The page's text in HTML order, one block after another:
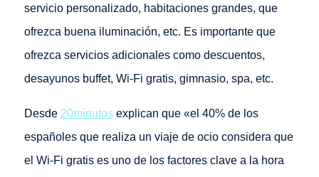
servicio personalizado, habitaciones grandes, que
ofrezca buena iluminación, etc. Es importante que
ofrezca servicios adicionales como descuentos,
desayunos buffet, Wi-Fi gratis, gimnasio, spa, etc.
Desde 20minutosexplican que «el 40% de los
españoles que realiza un viaje de ocio considera que
el Wi-Fi gratis es uno de los factores clave a la hora